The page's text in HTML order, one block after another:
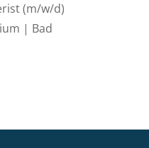
(m/w/d)
| Bad